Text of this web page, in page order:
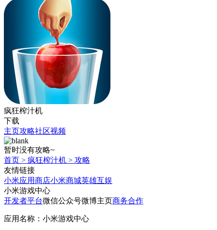
疯狂榨汁机
下载
主页攻略社区视频
暂时没有攻略~
首页 > 疯狂榨汁机 > 攻略
友情链接
小米应用商店小米商城英雄互娱
小米游戏中心
开发者平台微信公众号微博主页商务合作
应用名称：小米游戏中心